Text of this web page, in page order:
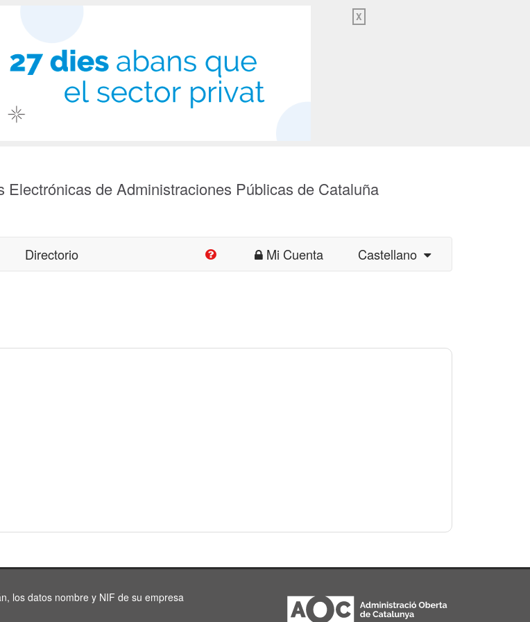
X
Electrónicas de Administraciones Públicas de Cataluña
Directorio Mi Cuenta Castellano
los datos nombre y NIF de su empresa